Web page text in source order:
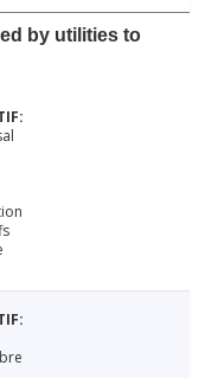
by utilities to